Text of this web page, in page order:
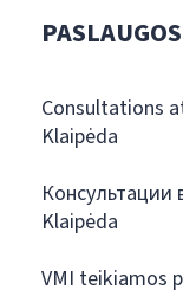
PASLAUGOS
Consultations
Klaipėda
Консультации
Klaipėda
VMI teikiamos